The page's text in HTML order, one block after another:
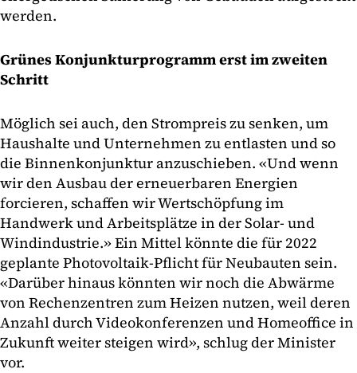
werden.
Grünes Konjunkturprogramm erst im zweiten
Schritt
Möglich sei auch, den Strompreis zu senken, um
Haushalte und Unternehmen zu entlasten und so
die Binnenkonjunktur anzuschieben. «Und wenn
wir den Ausbau der erneuerbaren Energien
forcieren, schaffen wir Wertschöpfung im
Handwerk und Arbeitsplätze in der Solar- und
Windindustrie.» Ein Mittel könnte die für 2022
geplante Photovoltaik-Pflicht für Neubauten sein.
«Darüber hinaus könnten wir noch die Abwärme
von Rechenzentren zum Heizen nutzen, weil deren
Anzahl durch Videokonferenzen und Homeoffice in
Zukunft weiter steigen wird», schlug der Minister
vor.